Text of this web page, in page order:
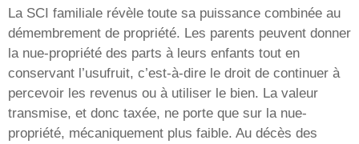
La SCI familiale révèle toute sa puissance combinée au
démembrement de propriété. Les parents peuvent donner
la nue-propriété des parts à leurs enfants tout en
conservant l’usufruit, c’est-à-dire le droit de continuer à
percevoir les revenus ou à utiliser le bien. La valeur
transmise, et donc taxée, ne porte que sur la nue-
propriété, mécaniquement plus faible. Au décès des